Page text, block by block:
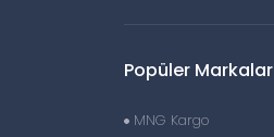
Popüler Markalar
MNG Kargo